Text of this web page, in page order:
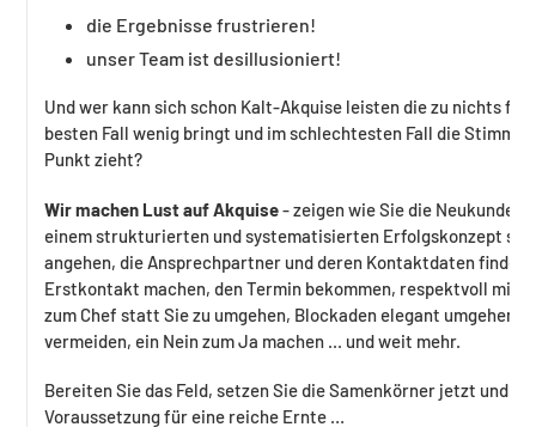
die Ergebnisse frustrieren!
unser Team ist desillusioniert!
Und wer kann sich schon Kalt-Akquise leisten die zu nichts
besten Fall wenig bringt und im schlechtesten Fall die
Punkt zieht?
Wir machen Lust auf Akquise- zeigen wie Sie die
einem strukturierten und systematisierten Erfolgskonzept
angehen, die Ansprechpartner und deren Kontaktdaten finden,
Erstkontakt machen, den Termin bekommen, respektvoll mit
zum Chef statt Sie zu umgehen, Blockaden elegant umgehen,
vermeiden, ein Nein zum Ja machen ... und weit mehr.
Bereiten Sie das Feld, setzen Sie die Samenkörner jetzt und
Voraussetzung für eine reiche Ernte …